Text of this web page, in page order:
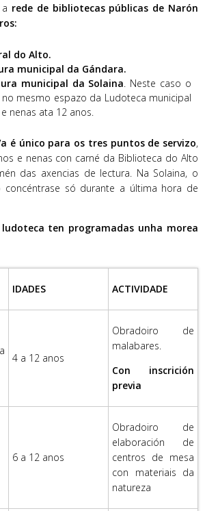
rede de bibliotecas públicas de Narón
do Alto.
municipal da Gándara.
municipal da Solaina . Neste caso o
mesmo espazo da Ludoteca municipal
nenas ata 12 anos.
é único para os tres puntos de servizo,
e nenas con carné da Biblioteca do Alto
das axencias de lectura. Na Solaina, o
concéntrase só durante a última hora de
ten programadas unha morea
IDADES ACTIVIDADE
4 a 12 anos
Obradoiro de
malabares.
Con inscrición
previa
6 a 12 anos
Obradoiro de
elaboración de
centros de mesa
con materiais da
natureza